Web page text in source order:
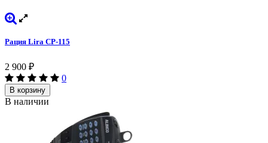
Рация Lira СP-115
2 900 ₽
0
В корзину
В наличии